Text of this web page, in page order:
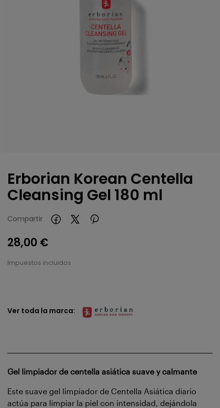
Erborian Korean Centella
Cleansing Gel 180 ml
Compartir
28,00 €
Impuestos incluidos
Ver toda la marca:
Gel limpiador de centella asiática suave y calmante
Este suave gel limpiador de Centella Asiática diario
actúa para limpiar la piel con intensidad, dejándola